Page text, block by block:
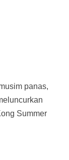
panas,
Summer